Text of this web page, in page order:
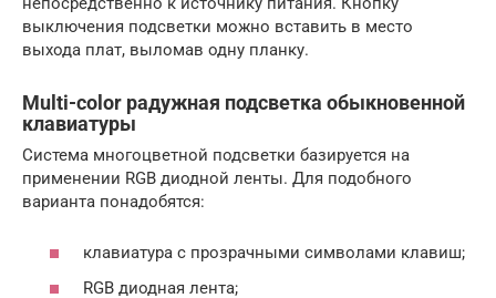
выключения подсветки можно вставить в место
выхода плат, выломав одну планку.
Multi-color радужная подсветка обыкновенной
клавиатуры
Система многоцветной подсветки базируется на
применении RGB диодной ленты. Для подобного
варианта понадобятся:
клавиатура с прозрачными символами клавиш;
RGB диодная лента;